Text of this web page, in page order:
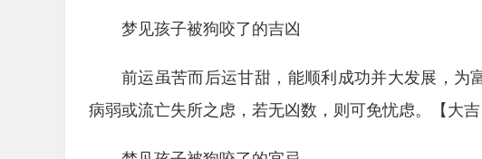
梦见孩子被狗咬了的吉凶
前运虽苦而后运甘甜，能顺利成功并大发展，为
病弱或流亡失所之虑，若无凶数，则可免忧虑。【大吉